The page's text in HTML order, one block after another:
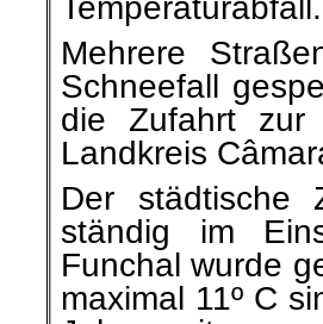
Mehrere
Schneefall
die Zufahrt zur
Landkreis
Der städtische
ständig im
Funchal wurde
maximal 11º C
Jahreszeit.